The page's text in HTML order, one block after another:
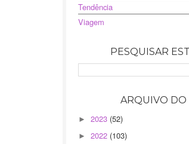
Tendência
Viagem
PESQUISAR
ARQUIVO DO
► 2023 (52)
► 2022 (103)